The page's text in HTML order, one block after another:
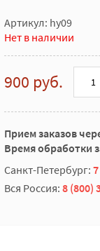
Артикул: hy09
Нет в наличии
900 руб.
Прием заказов
Время обработки
Санкт-Петербург:
Вся Россия: 8 (800)